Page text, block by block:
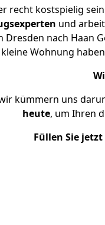
recht kostspielig
und
nach Haan
Wohnung
kümmern uns
heute, um Ihren
Füllen Sie